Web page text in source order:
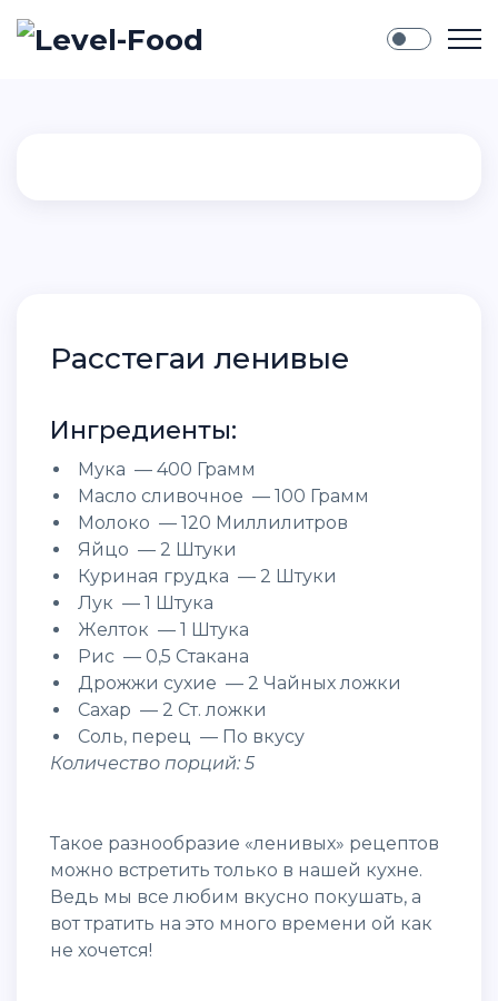
Расстегаи ленивые
Ингредиенты:
Мука — 400 Грамм
Масло сливочное — 100 Грамм
Молоко — 120 Миллилитров
Яйцо — 2 Штуки
Куриная грудка — 2 Штуки
Лук — 1 Штука
Желток — 1 Штука
Рис — 0,5 Стакана
Дрожжи сухие — 2 Чайных ложки
Сахар — 2 Ст. ложки
Соль, перец — По вкусу
Количество порций: 5
Такое разнообразие «ленивых» рецептов
можно встретить только в нашей кухне.
Ведь мы все любим вкусно покушать, а
вот тратить на это много времени ой как
не хочется!